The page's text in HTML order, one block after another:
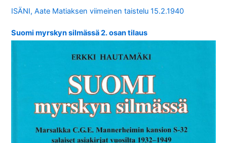
ISÄNI, Aate Matiaksen viimeinen taistelu 15.2.1940
Suomi myrskyn silmässä 2. osan tilaus